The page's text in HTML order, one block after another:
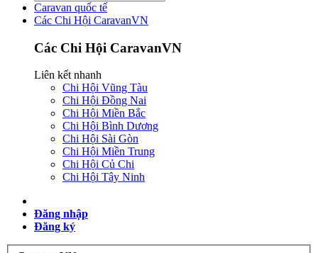
Caravan quốc tế
Các Chi Hội CaravanVN
Các Chi Hội CaravanVN
Liên kết nhanh
Chi Hội Vũng Tàu
Chi Hội Đồng Nai
Chi Hội Miền Bắc
Chi Hội Bình Dương
Chi Hội Sài Gòn
Chi Hội Miền Trung
Chi Hội Củ Chi
Chi Hội Tây Ninh
Đăng nhập
Đăng ký